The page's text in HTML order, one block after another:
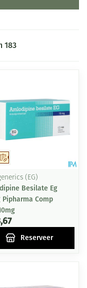
183
Op voorschrift
(EG)
Besilate Eg
Pipharma Comp
Reserveer